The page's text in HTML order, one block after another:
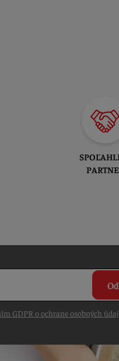
GDPR o ochrane osobných